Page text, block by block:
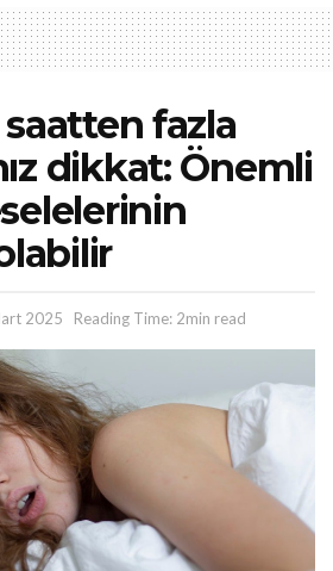
fazla
dikkat: Önemli
2025 Reading Time: 2min read